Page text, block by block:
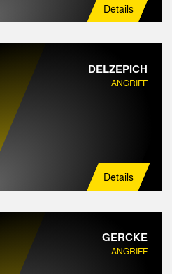
Details
DELZEPICH
ANGRIFF
Details
GERCKE
ANGRIFF